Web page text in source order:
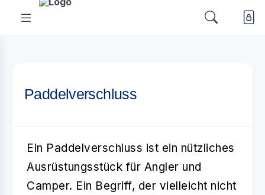
Paddelverschluss
Ein Paddelverschluss ist ein nützliches
Ausrüstungsstück für Angler und
Camper. Ein Begriff, der vielleicht nicht